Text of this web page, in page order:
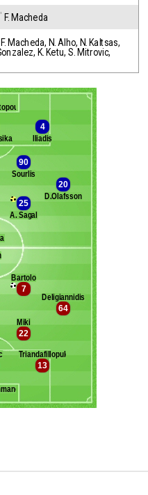
F. Macheda
F. Macheda, N. Alho, N. Kaltsas,
, K. Ketu, S. Mitrovic,